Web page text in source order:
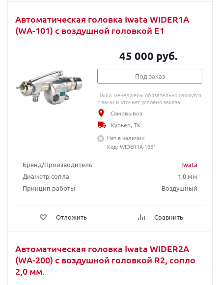
Автоматическая головка Iwata WIDER1A
(WA-101) с воздушной головкой E1
Бренд/Производитель
Iwata
Диаметр сопла
1,0 мм
Принцип работы
Воздушный
Отложить Сравнить
45 000 руб.
Под заказ
Наши менеджеры обязательно свяжутся
с вами и уточнят условия заказа
Самовывоз
Курьер, ТК
Нет в наличии
Код: WIDER1A-10E1
Автоматическая головка Iwata WIDER2A
(WA-200) с воздушной головкой R2, сопло
2,0 мм.